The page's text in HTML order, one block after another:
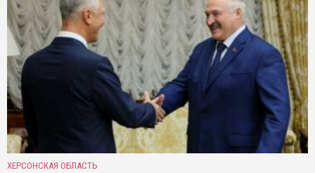
ХЕРСОНСКАЯ ОБЛАСТЬ